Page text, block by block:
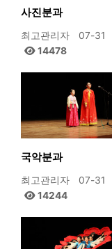
사진분과
최고관리자
07-31
14478
국악분과
최고관리자
07-31
14244